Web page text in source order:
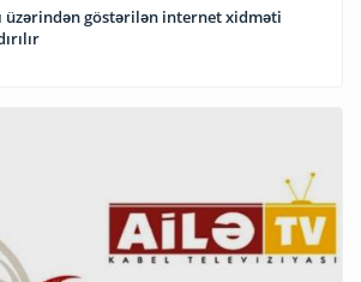
üzərindən göstərilən internet xidməti